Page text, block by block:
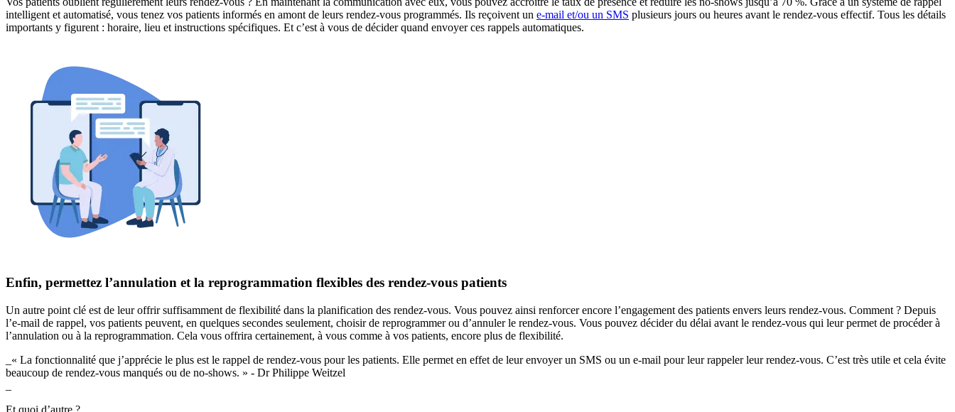
intelligent et automatisé, vous tenez vos patients informés en amont de leurs rendez-vous programmés. Ils reçoivent un e-mail et/ou un SMS plusieurs jours ou heures avant le rendez-vous effectif. Tous les détails
importants y figurent : horaire, lieu et instructions spécifiques. Et c’est à vous de décider quand envoyer ces rappels automatiques.
Enfin, permettez l’annulation et la reprogrammation flexibles des rendez-vous patients
Un autre point clé est de leur offrir suffisamment de flexibilité dans la planification des rendez-vous. Vous pouvez ainsi renforcer encore l’engagement des patients envers leurs rendez-vous. Comment ? Depuis
l’e-mail de rappel, vos patients peuvent, en quelques secondes seulement, choisir de reprogrammer ou d’annuler le rendez-vous. Vous pouvez décider du délai avant le rendez-vous qui leur permet de procéder à
l’annulation ou à la reprogrammation. Cela vous offrira certainement, à vous comme à vos patients, encore plus de flexibilité.
_« La fonctionnalité que j’apprécie le plus est le rappel de rendez-vous pour les patients. Elle permet en effet de leur envoyer un SMS ou un e-mail pour leur rappeler leur rendez-vous. C’est très utile et cela évite
beaucoup de rendez-vous manqués ou de no-shows. » - Dr Philippe Weitzel
Et quoi d’autre ?